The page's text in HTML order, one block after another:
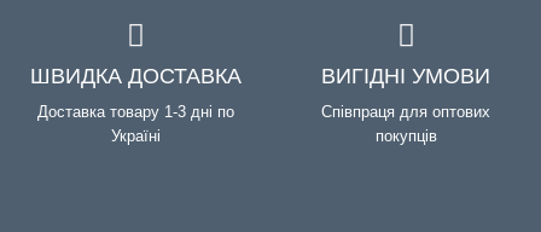
ШВИДКА ДОСТАВКА
Доставка товару 1-3 дні по
Україні
ВИГІДНІ УМОВИ
Співпраця для оптових
покупців